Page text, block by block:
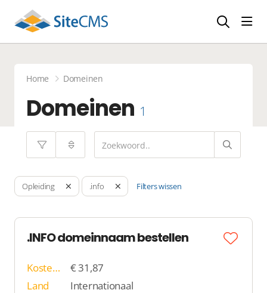
Home Domeinen
Domeinen 1
Opleiding .info Filters wissen
.INFO domeinnaam bestellen
Kosten p/j
€ 31,87
Land
Internationaal